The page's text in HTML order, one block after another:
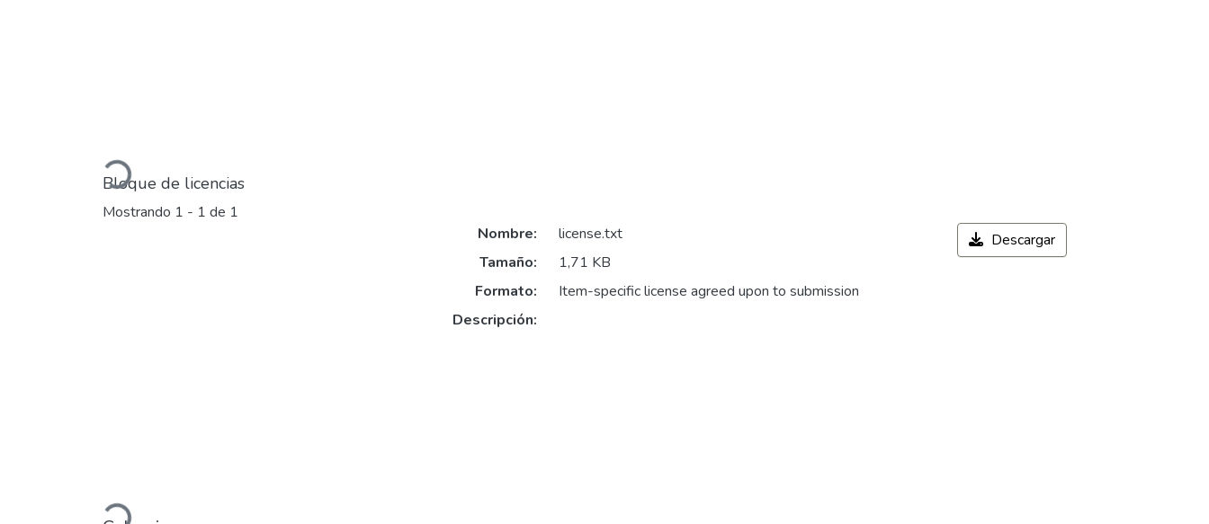
Cargando...
Bloque de licencias
Mostrando 1 - 1 de 1
Nombre:
license.txt
Tamaño:
1,71 KB
Formato:
Item-specific license agreed upon to submission
Descripción:
Descargar